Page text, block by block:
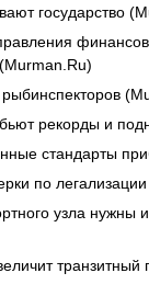
государство
рекорды и
стандарты
по
узла нужны